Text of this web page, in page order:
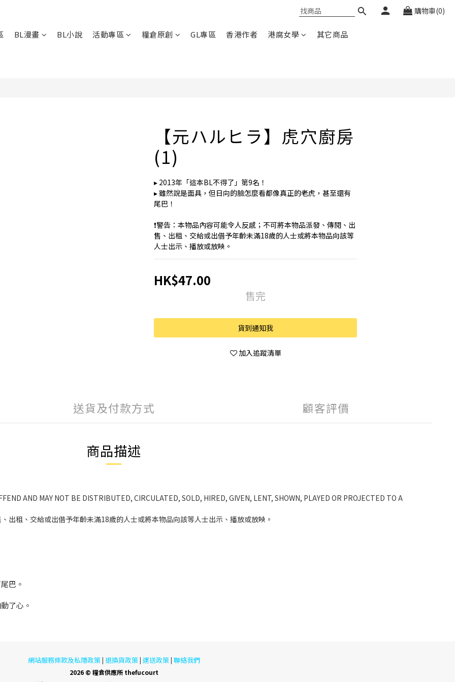
購物車(0)
BL漫畫 BL小說 活動專區 糧倉原創 GL專區 香港作者 港腐女學 其它商品
【元ハルヒラ】虎穴廚房
(1)
▸ 2013年「這本BL不得了」第9名！
▸ 雖然說是面具，但日向的臉怎麼看都像真正的老虎，甚至還有
尾巴！
❗️警告：本物品內容可能令人反感；不可將本物品派發、傳閱、出
售、出租、交給或出借予年齡未滿18歲的人士或將本物品向該等
人士出示、播放或放映。
HK$47.00
售完
貨到通知我
加入追蹤清單
送貨及付款方式 顧客評價
商品描述
AND MAY NOT BE DISTRIBUTED, CIRCULATED, SOLD, HIRED, GIVEN, LENT, SHOWN, PLAYED OR PROJECTED TO A
出租、交給或出借予年齡未滿18歲的人士或將本物品向該等人士出示、播放或放映。
巴。
了心。
網站服務條款及私隱政策| 退換貨政策| 運送政策 | 聯絡我們
2026 © 糧食供應所 thefucourt